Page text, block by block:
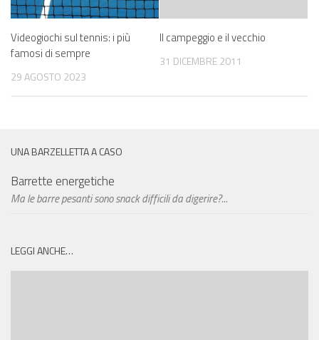
Videogiochi sul tennis: i più
famosi di sempre
29 AGOSTO 2023
Il campeggio e il vecchio
31 DICEMBRE 2011
UNA BARZELLETTA A CASO
Barrette energetiche
Ma le barre pesanti sono snack difficili da digerire?...
LEGGI ANCHE…